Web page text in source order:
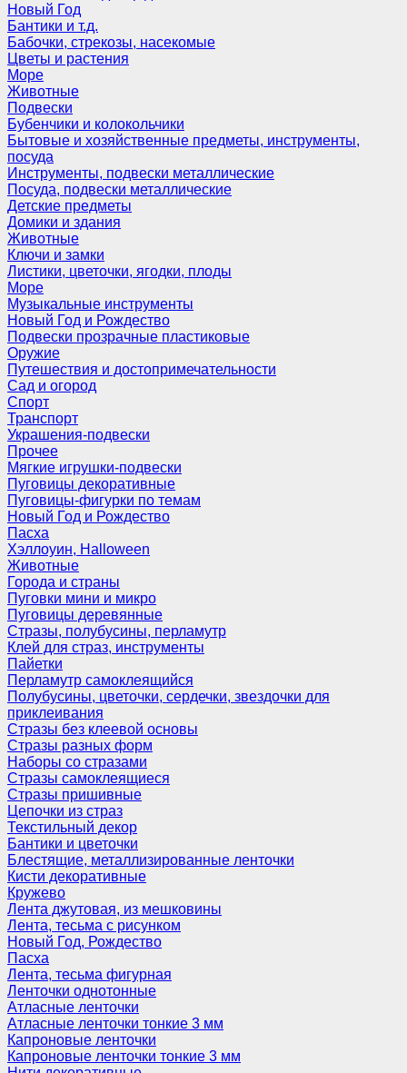
Новый Год
Бантики и т.д.
Бабочки, стрекозы, насекомые
Цветы и растения
Море
Животные
Подвески
Бубенчики и колокольчики
Бытовые и хозяйственные предметы, инструменты,
посуда
Инструменты, подвески металлические
Посуда, подвески металлические
Детские предметы
Домики и здания
Животные
Ключи и замки
Листики, цветочки, ягодки, плоды
Море
Музыкальные инструменты
Новый Год и Рождество
Подвески прозрачные пластиковые
Оружие
Путешествия и достопримечательности
Сад и огород
Спорт
Транспорт
Украшения-подвески
Прочее
Мягкие игрушки-подвески
Пуговицы декоративные
Пуговицы-фигурки по темам
Новый Год и Рождество
Пасха
Хэллоуин, Halloween
Животные
Города и страны
Пуговки мини и микро
Пуговицы деревянные
Стразы, полубусины, перламутр
Клей для страз, инструменты
Пайетки
Перламутр самоклеящийся
Полубусины, цветочки, сердечки, звездочки для
приклеивания
Стразы без клеевой основы
Стразы разных форм
Наборы со стразами
Стразы самоклеящиеся
Стразы пришивные
Цепочки из страз
Текстильный декор
Бантики и цветочки
Блестящие, металлизированные ленточки
Кисти декоративные
Кружево
Лента джутовая, из мешковины
Лента, тесьма с рисунком
Новый Год, Рождество
Пасха
Лента, тесьма фигурная
Ленточки однотонные
Атласные ленточки
Атласные ленточки тонкие 3 мм
Капроновые ленточки
Капроновые ленточки тонкие 3 мм